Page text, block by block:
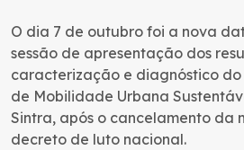
O dia 7 de outubro foi a nova
sessão de apresentação dos
caracterização e diagnóstico
de Mobilidade Urbana
Sintra, após o cancelamento da
decreto de luto nacional.